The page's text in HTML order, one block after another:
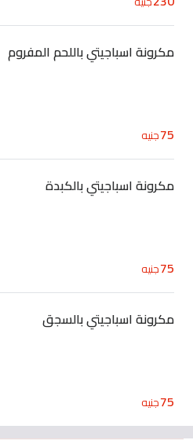
مكرونة اسباجيتي باللحم المفروم
75جنيه
مكرونة اسباجيتي بالكبدة
75جنيه
مكرونة اسباجيتي بالسجق
75جنيه